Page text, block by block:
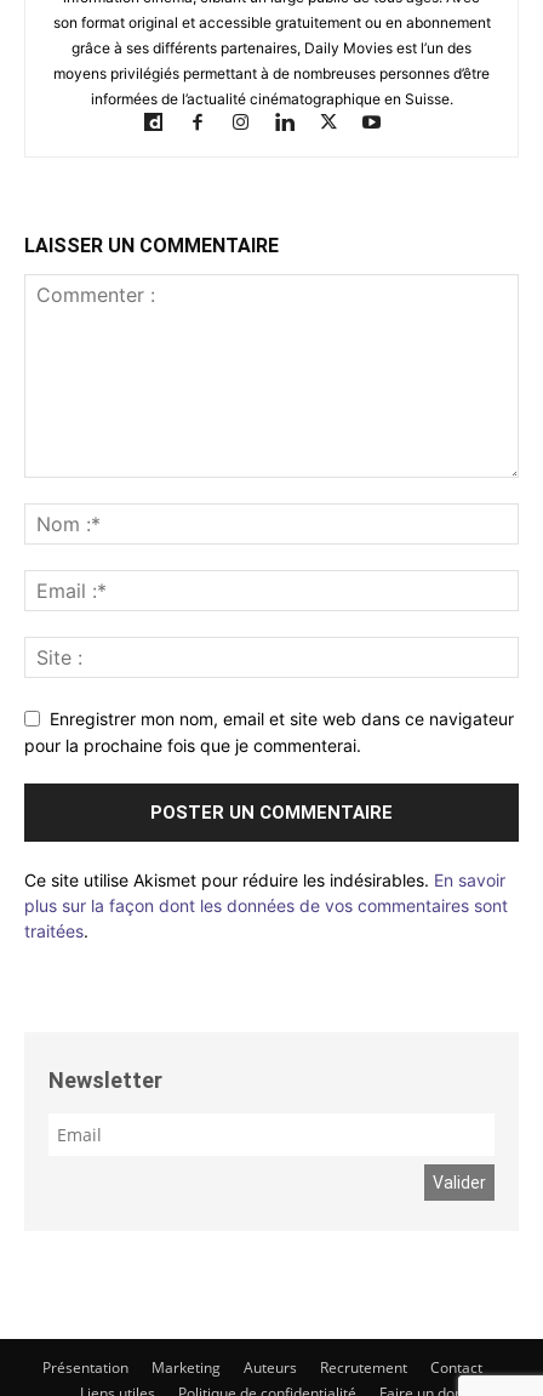
son format original et accessible gratuitement ou en abonnement
grâce à ses différents partenaires, Daily Movies est l’un des
moyens privilégiés permettant à de nombreuses personnes d’être
informées de l’actualité cinématographique en Suisse.
LAISSER UN COMMENTAIRE
Enregistrer mon nom, email et site web dans ce navigateur
pour la prochaine fois que je commenterai.
Ce site utilise Akismet pour réduire les indésirables. En savoir
plus sur la façon dont les données de vos commentaires sont
traitées.
Newsletter
Présentation Marketing Auteurs Recrutement
Contact